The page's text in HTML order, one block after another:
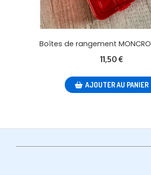
Boîtes de rangement
11,50 €
AJOUTER AU PANIER